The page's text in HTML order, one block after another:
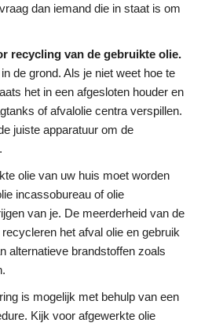
dan iemand die in staat is om
recycling van de gebruikte olie.
de grond. Als je niet weet hoe te
het in een afgesloten houder en
of afvalolie centra verspillen.
juiste apparatuur om de
olie van uw huis moet worden
incassobureau of olie
van je. De meerderheid van de
het afval olie en gebruik
alternatieve brandstoffen zoals
is mogelijk met behulp van een
Kijk voor afgewerkte olie